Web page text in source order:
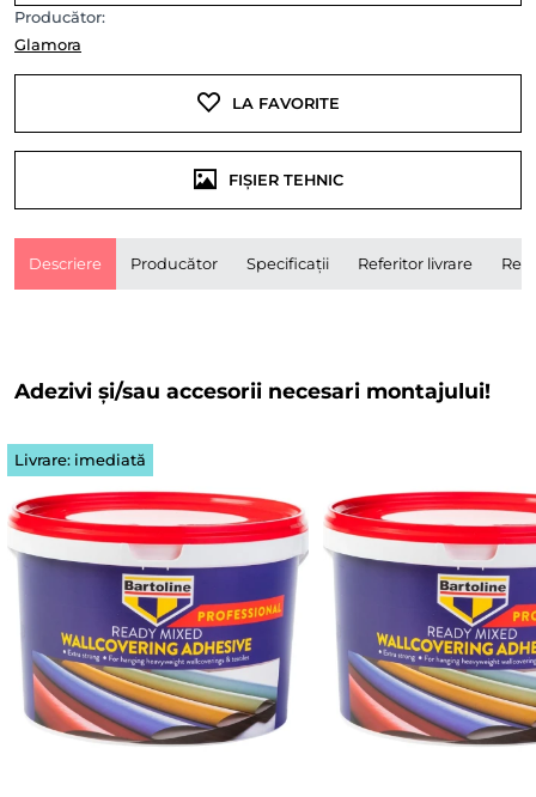
Producător:
Glamora
LA FAVORITE
FIȘIER TEHNIC
Descriere Producător Specificații Referitor livrare
Adezivi și/sau accesorii necesari montajului!
Livrare: imediată